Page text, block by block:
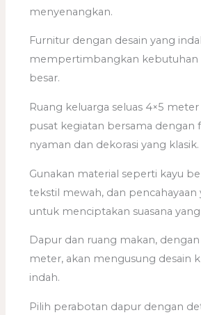
menyenangkan.
Furnitur dengan desain yang
mempertimbangkan kebutuhan
besar.
Ruang keluarga seluas 4×5
pusat kegiatan bersama dengan
nyaman dan dekorasi yang klasik.
Gunakan material seperti kayu
tekstil mewah, dan pencahayaan
untuk menciptakan suasana
Dapur dan ruang makan,
meter, akan mengusung desain
indah.
Pilih perabotan dapur dengan